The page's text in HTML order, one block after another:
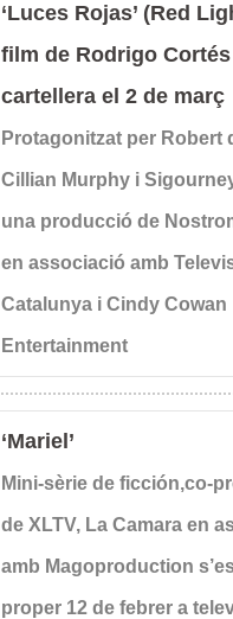
‘Luces Rojas’ (Red
film de Rodrigo
cartellera el 2 de març
Protagonitzat per Robert
Cillian Murphy i
una producció de
en associació amb
Catalunya i Cindy Cowan
Entertainment
‘Mariel’
Mini-sèrie de ficción,co-
de XLTV, La Camara en
amb Magoproduction
proper 12 de febrer a